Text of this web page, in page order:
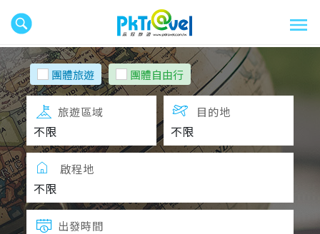
團體旅遊 團體自由行
旅遊區域 目的地
啟程地
出發時間